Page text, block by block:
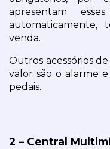
apresentam
automaticamente,
venda.
Outros acessórios
valor são o alarme
pedais.
2 – Central